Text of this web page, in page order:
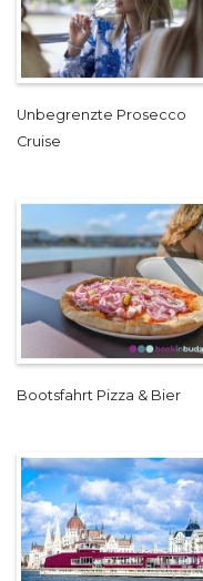
Unbegrenzte Prosecco
Cruise
Bootsfahrt Pizza & Bier